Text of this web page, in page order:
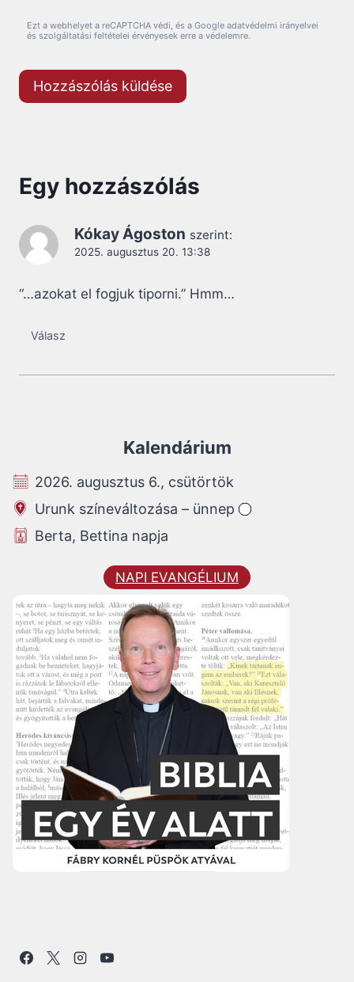
Ezt a webhelyet a reCAPTCHA védi, és a Google adatvédelmi irányelvei
és szolgáltatási feltételei érvényesek erre a védelemre.
Egy hozzászólás
Kókay Ágoston szerint:
2025. augusztus 20. 13:38
“…azokat el fogjuk tiporni.” Hmm…
Válasz
Kalendárium
2026. augusztus 6., csütörtök
Urunk színeváltozása – ünnep
Berta, Bettina napja
NAPI EVANGÉLIUM